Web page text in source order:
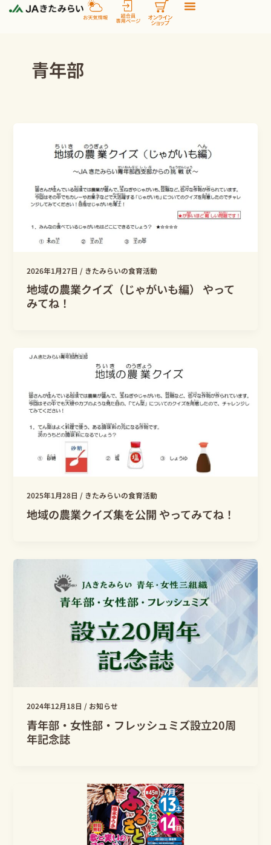
青年部
2026年1月27日 / きたみらいの食育活動
地域の農業クイズ（じゃがいも編） やって
みてね！
2025年1月28日 / きたみらいの食育活動
地域の農業クイズ集を公開 やってみてね！
2024年12月18日 / お知らせ
青年部・女性部・フレッシュミズ設立20周
年記念誌